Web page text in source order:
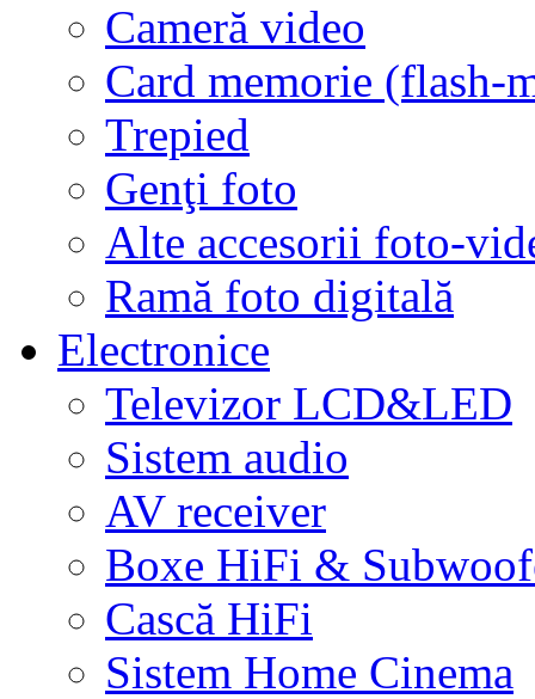
Cameră video
Card memorie (flash-
Trepied
Genţi foto
Alte accesorii foto-
Ramă foto digitală
Electronice
Televizor LCD&LED
Sistem audio
AV receiver
Boxe HiFi &
Cască HiFi
Sistem Home Cinema